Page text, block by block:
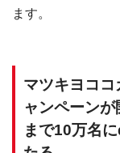
ます。
マツキヨコ
ャンペーンが
まで10万名